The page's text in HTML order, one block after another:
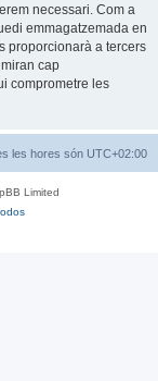
necessari. Com a
emmagatzemada en
proporcionarà a tercers
cap
comprometre les
les hores són UTC+02:00
Limited